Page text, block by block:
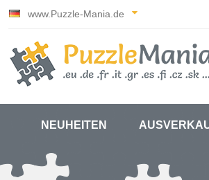
www.Puzzle-Mania.de
NEUHEITEN